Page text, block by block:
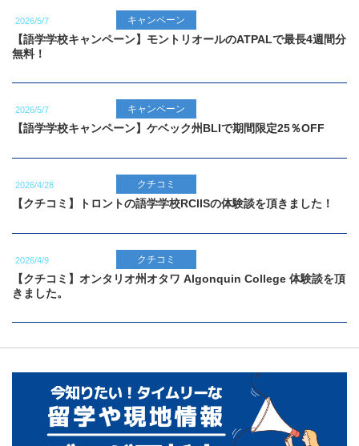
2026/5/7 キャンペーン
【語学学校キャンペーン】モントリオールのATPALで最長4週間分
無料！
2026/5/7 キャンペーン
【語学学校キャンペーン】ケベック州BLIで期間限定25％OFF
2026/4/28 クチコミ
【クチコミ】トロントの語学学校RCIISの体験談を頂きました！
2026/4/9 クチコミ
【クチコミ】オンタリオ州オタワ Algonquin College 体験談を頂
きました。